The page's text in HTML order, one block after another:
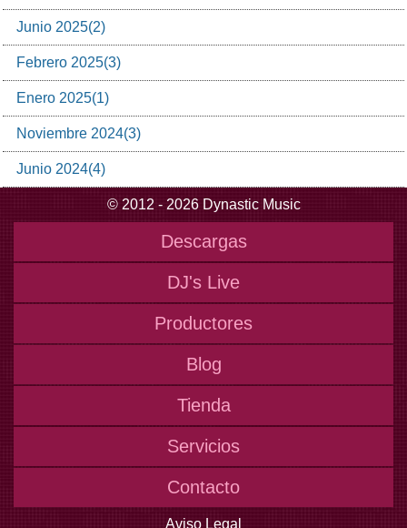
Junio 2025(2)
Febrero 2025(3)
Enero 2025(1)
Noviembre 2024(3)
Junio 2024(4)
© 2012 - 2026 Dynastic Music
Descargas
DJ's Live
Productores
Blog
Tienda
Servicios
Contacto
Aviso Legal